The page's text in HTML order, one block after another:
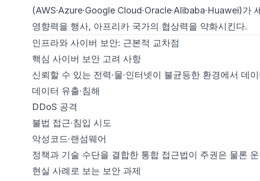
(AWS·Azure·Google Cloud·Oracle·Alibaba·Huawei)
영향력을 행사, 아프리카 국가의 협상력을 약화시킨다.
인프라와 사이버 보안: 근본적 교차점
핵심 사이버 보안 고려 사항
신뢰할 수 있는 전력·물·인터넷이 불균등한 환경에서 데
데이터 유출·침해
DDoS 공격
불법 접근·침입 시도
악성코드·랜섬웨어
정책과 기술 수단을 결합한 통합 접근법이 주권은 물론
현실 사례로 보는 보안 과제